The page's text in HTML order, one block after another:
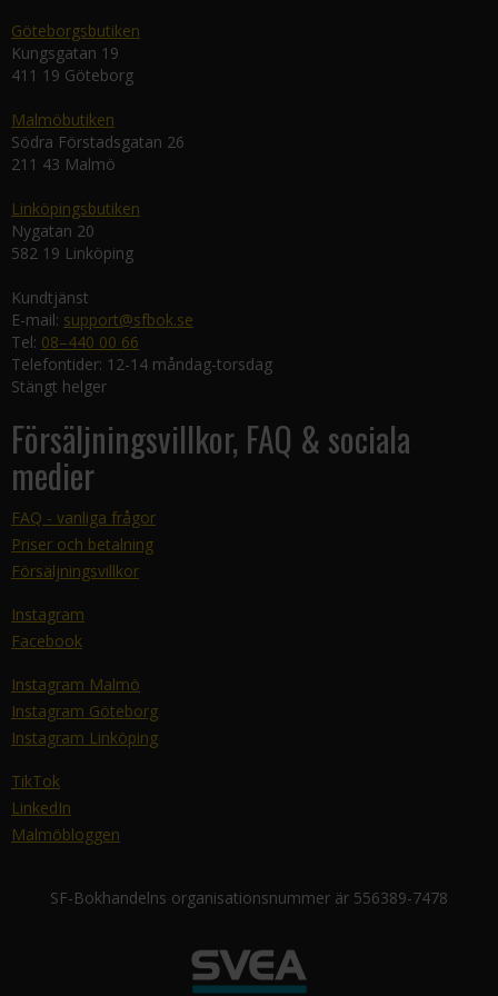
Göteborgsbutiken
Kungsgatan 19
411 19 Göteborg
Malmöbutiken
Södra Förstadsgatan 26
211 43 Malmö
Linköpingsbutiken
Nygatan 20
582 19 Linköping
Kundtjänst
E-mail: support@sfbok.se
Tel: 08–440 00 66
Telefontider: 12-14 måndag-torsdag
Stängt helger
Försäljningsvillkor, FAQ & sociala
medier
FAQ - vanliga frågor
Priser och betalning
Försäljningsvillkor
Instagram
Facebook
Instagram Malmö
Instagram Göteborg
Instagram Linköping
TikTok
LinkedIn
Malmöbloggen
SF-Bokhandelns organisationsnummer är 556389-7478